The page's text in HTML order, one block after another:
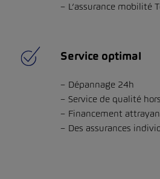
L’assurance mobilité
Service optimal
Dépannage 24h
Service de qualité
Financement
Des assurances